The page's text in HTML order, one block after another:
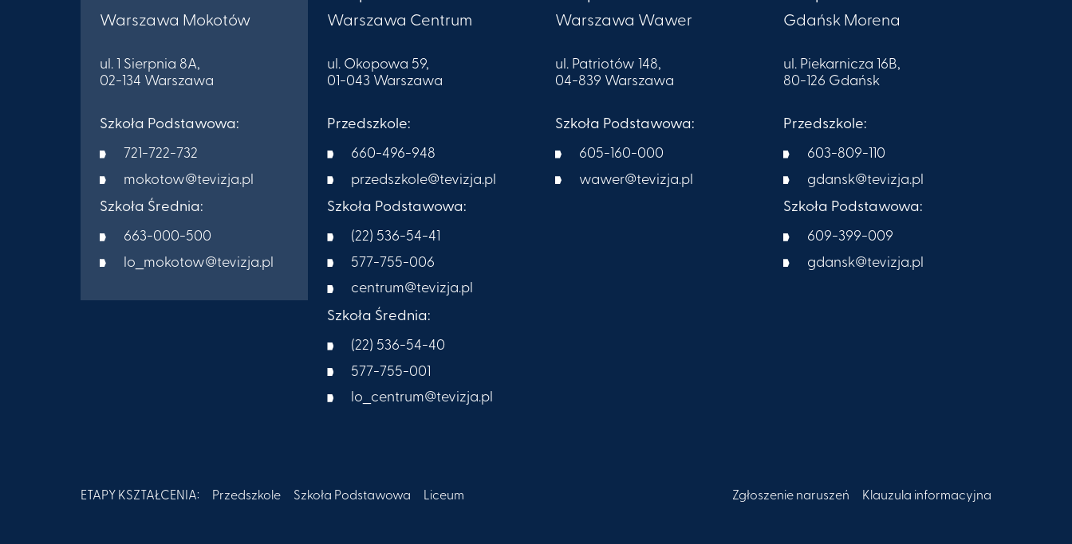
Warszawa Mokotów
ul. 1 Sierpnia 8A,
02-134 Warszawa
Szkoła Podstawowa:
721-722-732
mokotow@tevizja.pl
Szkoła Średnia:
663-000-500
lo_mokotow@tevizja.pl
Warszawa Centrum
ul. Okopowa 59,
01-043 Warszawa
Przedszkole:
660-496-948
przedszkole@tevizja.pl
Szkoła Podstawowa:
(22) 536-54-41
577-755-006
centrum@tevizja.pl
Szkoła Średnia:
(22) 536-54-40
577-755-001
lo_centrum@tevizja.pl
Warszawa Wawer
ul. Patriotów 148,
04-839 Warszawa
Szkoła Podstawowa:
605-160-000​
wawer@tevizja.pl
Gdańsk Morena
ul. Piekarnicza 16B,
80-126 Gdańsk
Przedszkole:
603-809-110
gdansk@tevizja.pl
Szkoła Podstawowa:
609-399-009​
gdansk@tevizja.pl
ETAPY KSZTAŁCENIA: Przedszkole Szkoła Podstawowa Liceum Zgłoszenie naruszeń Klauzula informacyjna